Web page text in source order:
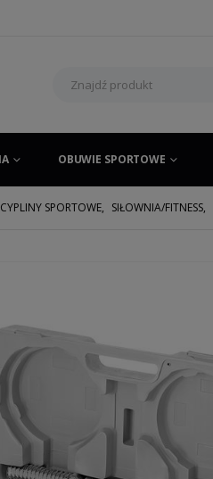
OBUWIE SPORTOWE
SPORTOWE, SIŁOWNIA/FITNESS,